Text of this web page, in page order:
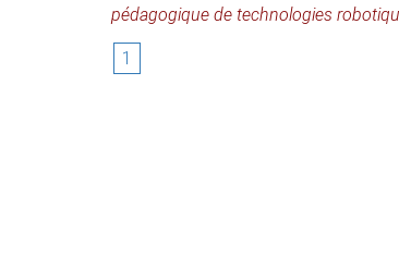
pédagogique de technologies
1